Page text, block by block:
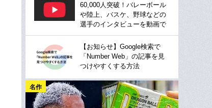
60,000人突破！バレーボール
や陸上、バスケ、野球などの
選手のインタビューを動画で
【お知らせ】Google検索で
「Number Web」の記事を見
つけやすくする方法
名作